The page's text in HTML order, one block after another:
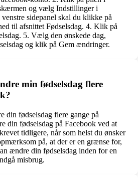
og vælg Indstillinger i
sidepanel skal du klikke på
til afsnittet Fødselsdag. 4. Klik på
5. Vælg den ønskede dag,
og klik på Gem ændringer.
min fødselsdag flere
din fødselsdag flere gange på
din fødselsdag på Facebook ved at
tidligere, når som helst du ønsker
på, at der er en grænse for,
ændre din fødselsdag inden for en
misbrug.